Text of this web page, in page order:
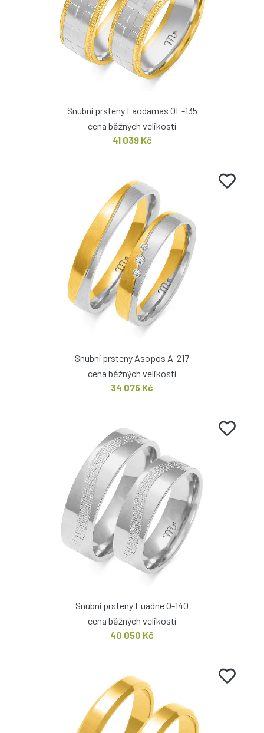
Snubní prsteny Laodamas OE-135
cena běžných velikostí
41 039 Kč
Snubní prsteny Asopos A-217
cena běžných velikostí
34 075 Kč
Snubní prsteny Euadne O-140
cena běžných velikostí
40 050 Kč